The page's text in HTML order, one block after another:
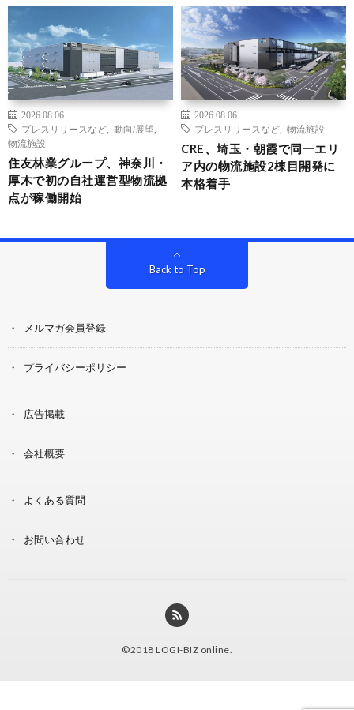
2026.08.06
プレスリリースなど
動向/展望
物流施設
住友林業グループ、神奈川・
厚木で初の自社運営型物流拠
点が稼働開始
2026.08.06
プレスリリースなど
物流施設
CRE、埼玉・朝霞で同一エリ
ア内の物流施設2棟目開発に
本格着手
Back to Top
メルマガ会員登録
プライバシーポリシー
広告掲載
会社概要
よくある質問
お問い合わせ
©2018 LOGI-BIZ online